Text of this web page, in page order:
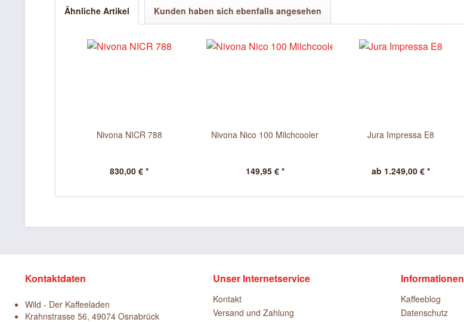
Ähnliche Artikel Kunden haben sich ebenfalls angesehen
Nivona NICR 788
830,00 € *
Nivona Nico 100 Milchcooler
149,95 € *
Jura Impressa E8
ab 1.249,00 € *
Kontaktdaten
Wild - Der Kaffeeladen
Krahnstrasse 56, 49074 Osnabrück
Unser Internetservice
Kontakt
Versand und Zahlung
Informationen
Kaffeeblog
Datenschutz